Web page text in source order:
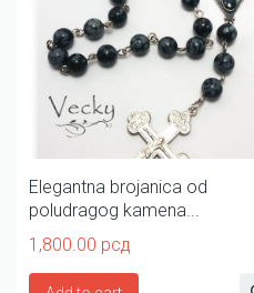
Elegantna brojanica od
poludragog kamena...
1,800.00 рсд